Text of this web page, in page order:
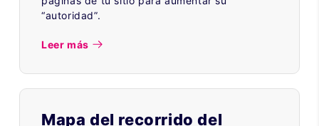
“autoridad”.
Leer más
Mapa del recorrido del